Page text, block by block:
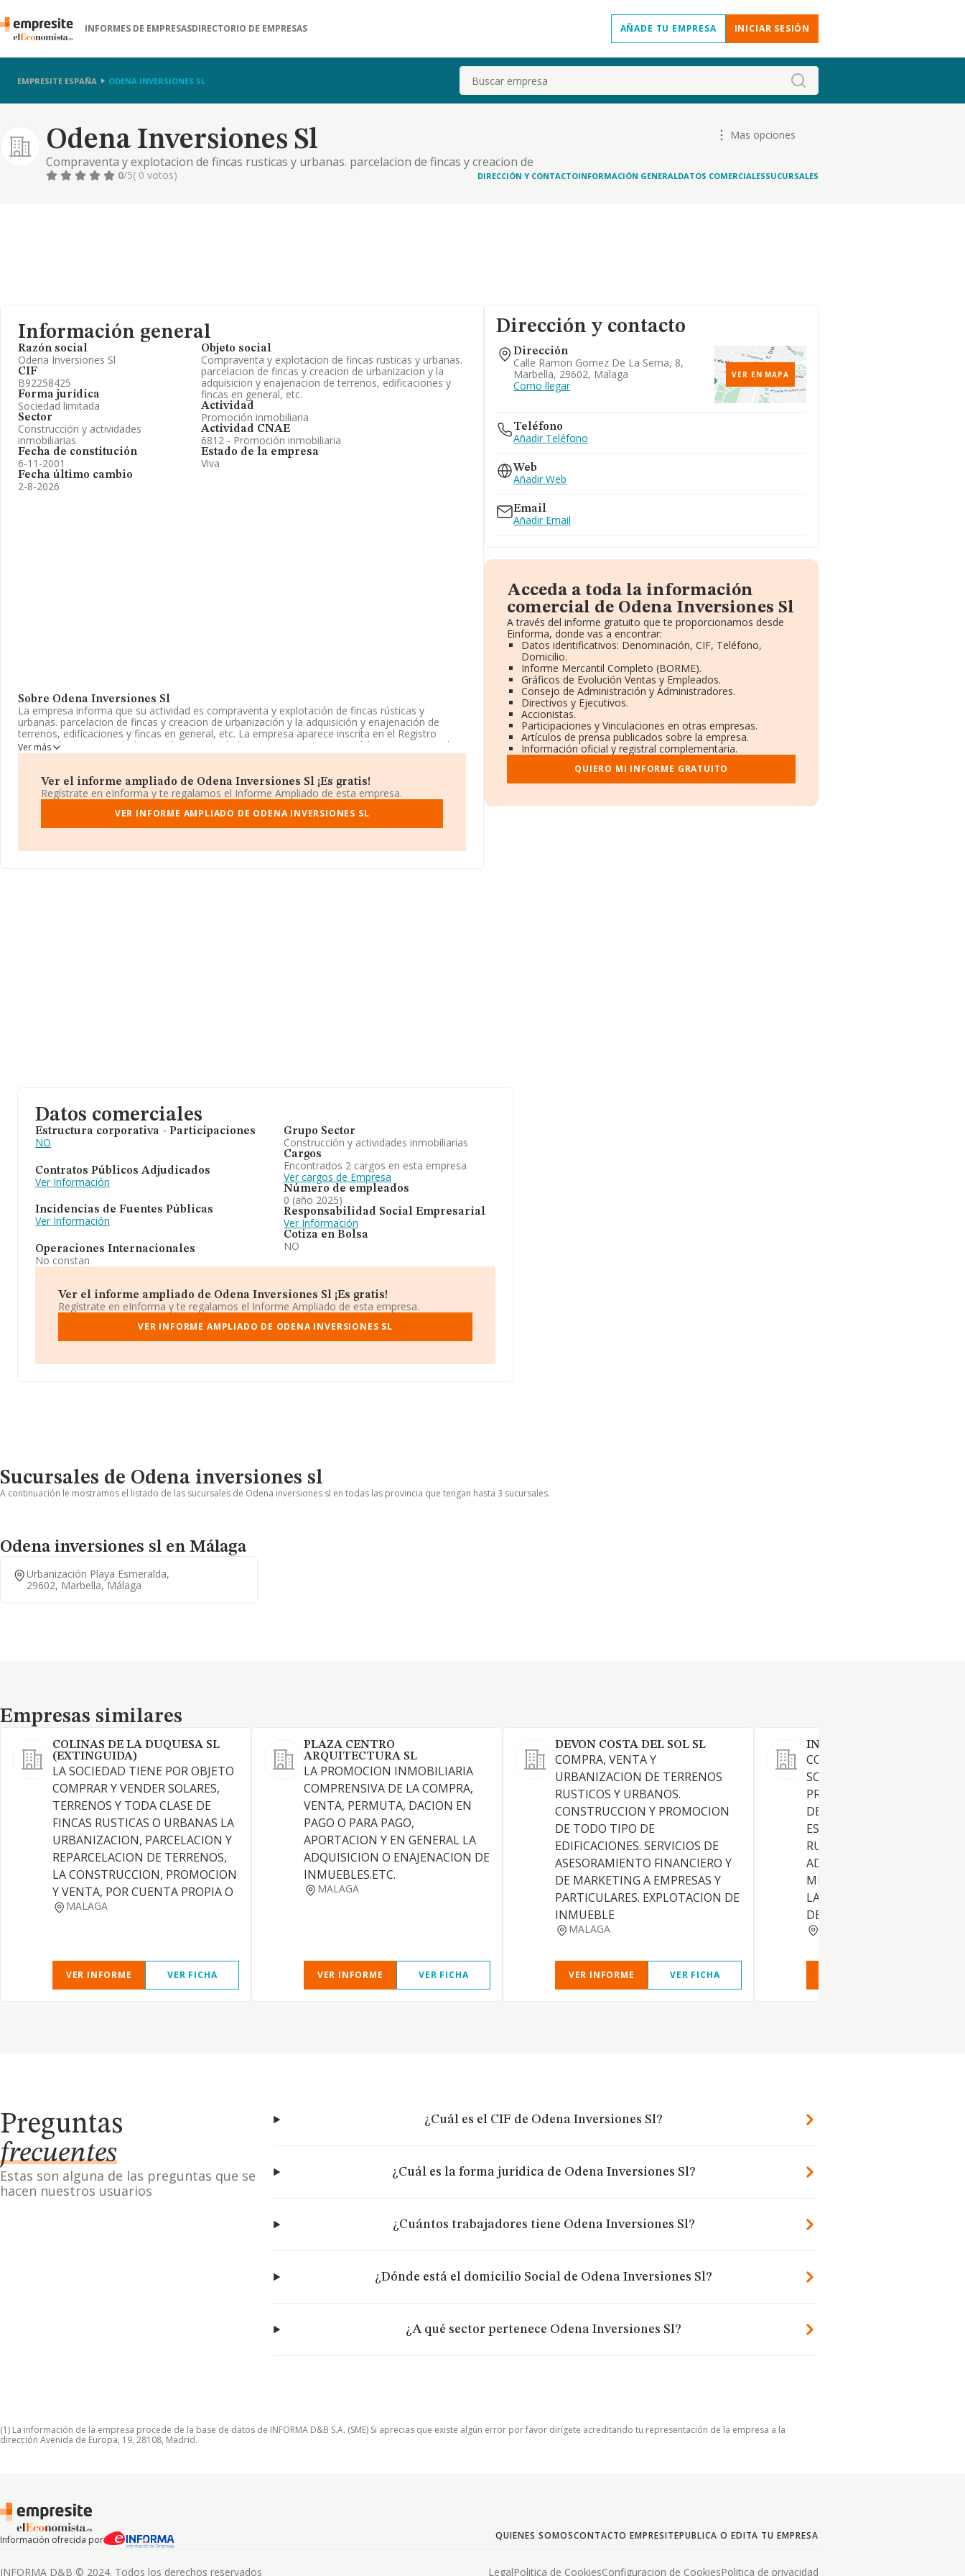
INFORMES DE EMPRESASDIRECTORIO DE EMPRESAS AÑADE TU EMPRESA INICIAR SESIÓN
EMPRESITE ESPAÑA ODENA INVERSIONES SL Buscar
Odena Inversiones Sl
Compraventa y explotacion de fincas rusticas y urbanas. parcelacion de fincas y creacion de
urbanizacion y la adquisicion y enajenacion de terrenos, edificaciones y fincas en general, etc.
Mas opciones
0/5( 0 votos) DIRECCIÓN Y CONTACTOINFORMACIÓN GENERALDATOS COMERCIALESSUCURSALES
Información general
Razón social
Odena Inversiones Sl
CIF
B92258425
Forma jurídica
Sociedad limitada
Sector
Construcción y actividades
inmobiliarias
Fecha de constitución
6-11-2001
Fecha último cambio
2-8-2026
Objeto social
Compraventa y explotacion de fincas rusticas y urbanas.
parcelacion de fincas y creacion de urbanizacion y la
adquisicion y enajenacion de terrenos, edificaciones y
fincas en general, etc.
Actividad
Promoción inmobiliaria
Actividad CNAE
6812 - Promoción inmobiliaria
Estado de la empresa
Viva
Sobre Odena Inversiones Sl
La empresa informa que su actividad es compraventa y explotación de fincas rústicas y
urbanas. parcelacion de fincas y creacion de urbanización y la adquisición y enajenación de
terrenos, edificaciones y fincas en general, etc. La empresa aparece inscrita en el Registro
Mercantil como Sociedad Limitada. Su actividad CNAE es '%cnae%' con código 6812. No realiza
actividad de importación y/o exportación.
La compañíaOdena Inversiones S.L , NIF B92258425, se encuentra en Calle Ramon Gómez
De La Serna núm. 8, (29602), en el municipio de Marbella, en Málaga, Andalucía.
En relación con el sector y disponiendo de los datos de hasta 231.965 empresas, en el ámbito
nacional la facturación alcanza la cifra de 30.071 millones de euros y el promedio de la
información relativa a la provincia de Málaga, en la base de datos de INFORMA aparecen 17471
Ver más
Ver el informe ampliado de Odena Inversiones Sl ¡Es gratis!
Regístrate en eInforma y te regalamos el Informe Ampliado de esta empresa.
VER INFORME AMPLIADO DE ODENA INVERSIONES SL
Dirección y contacto
Dirección
Calle Ramon Gomez De La Serna, 8,
Marbella, 29602, Malaga
Como llegar
VER EN MAPA
Teléfono
Añadir Teléfono
Web
Añadir Web
Email
Añadir Email
Acceda a toda la información
comercial de Odena Inversiones Sl
A través del informe gratuito que te proporcionamos desde
Einforma, donde vas a encontrar:
Datos identificativos: Denominación, CIF, Teléfono,
Domicilio.
Informe Mercantil Completo (BORME).
Gráficos de Evolución Ventas y Empleados.
Consejo de Administración y Administradores.
Directivos y Ejecutivos.
Accionistas.
Participaciones y Vinculaciones en otras empresas.
Artículos de prensa publicados sobre la empresa.
Información oficial y registral complementaria.
QUIERO MI INFORME GRATUITO
Datos comerciales
Estructura corporativa - Participaciones
NO
Contratos Públicos Adjudicados
Ver Información
Incidencias de Fuentes Públicas
Ver Información
Operaciones Internacionales
No constan
Grupo Sector
Construcción y actividades inmobiliarias
Cargos
Encontrados 2 cargos en esta empresa
Ver cargos de Empresa
Número de empleados
0 (año 2025)
Responsabilidad Social Empresarial
Ver Información
Cotiza en Bolsa
NO
Ver el informe ampliado de Odena Inversiones Sl ¡Es gratis!
Regístrate en eInforma y te regalamos el Informe Ampliado de esta empresa.
VER INFORME AMPLIADO DE ODENA INVERSIONES SL
Sucursales de Odena inversiones sl
A continuación le mostramos el listado de las sucursales de Odena inversiones sl en todas las provincia que tengan hasta 3 sucursales.
Odena inversiones sl en Málaga
Urbanización Playa Esmeralda,
29602, Marbella, Málaga
Empresas similares
Empresas similares
COLINAS DE LA DUQUESA SL
(EXTINGUIDA)
LA SOCIEDAD TIENE POR OBJETO
COMPRAR Y VENDER SOLARES,
TERRENOS Y TODA CLASE DE
FINCAS RUSTICAS O URBANAS LA
URBANIZACION, PARCELACION Y
REPARCELACION DE TERRENOS,
LA CONSTRUCCION, PROMOCION
Y VENTA, POR CUENTA PROPIA O
MALAGA
VER INFORME VER FICHA
PLAZA CENTRO
ARQUITECTURA SL
LA PROMOCION INMOBILIARIA
COMPRENSIVA DE LA COMPRA,
VENTA, PERMUTA, DACION EN
PAGO O PARA PAGO,
APORTACION Y EN GENERAL LA
ADQUISICION O ENAJENACION DE
INMUEBLES.ETC.
MALAGA
VER INFORME VER FICHA
DEVON COSTA DEL SOL SL
COMPRA, VENTA Y
URBANIZACION DE TERRENOS
RUSTICOS Y URBANOS.
CONSTRUCCION Y PROMOCION
DE TODO TIPO DE
EDIFICACIONES. SERVICIOS DE
ASESORAMIENTO FINANCIERO Y
DE MARKETING A EMPRESAS Y
PARTICULARES. EXPLOTACION DE
INMUEBLE
MALAGA
VER INFORME VER FICHA
INCRISANTO SL
COMPRAVENTA DE
SOLARES Y EDIFICACIONES,
PROMOCION Y
DE TODA CLASE DE OBRAS,
ESPECIALMENTE VIVIENDAS
RURALES Y AQUELLAS
ADAPTADAS PARA
MINUSVALIDOS Y
LA TERCERA EDAD. EL
DE TODA
Preguntas
frecuentes
Estas son alguna de las preguntas que se
hacen nuestros usuarios
¿Cuál es el CIF de Odena Inversiones Sl?
¿Cuál es la forma jurídica de Odena Inversiones Sl?
¿Cuántos trabajadores tiene Odena Inversiones Sl?
¿Dónde está el domicilio Social de Odena Inversiones Sl?
¿A qué sector pertenece Odena Inversiones Sl?
(1) La información de la empresa procede de la base de datos de INFORMA D&B S.A. (SME) Si aprecias que existe algún error por favor dirígete acreditando tu representación de la empresa a la
dirección Avenida de Europa, 19, 28108, Madrid.
Información ofrecida por QUIENES SOMOSCONTACTO EMPRESITEPUBLICA O EDITA TU EMPRESA
INFORMA D&B © 2024. Todos los derechos reservados LegalPolitica de CookiesConfiguracion de CookiesPolitica de privacidad